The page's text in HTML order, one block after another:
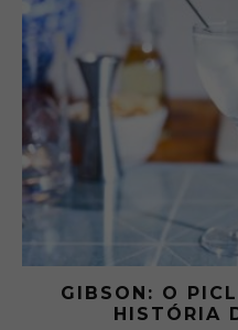
GIBSON: O
HISTÓRIA